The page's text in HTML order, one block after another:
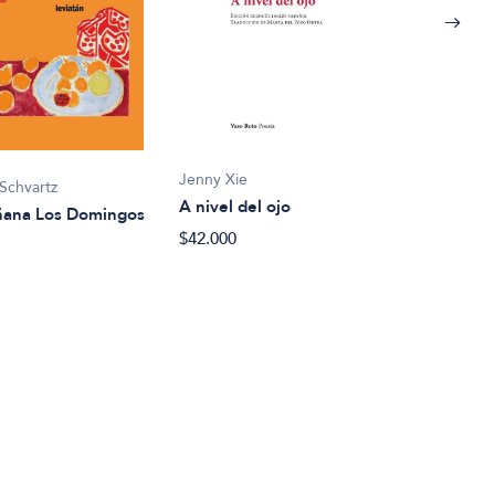
Los Domingos
Jenny Xie
A nivel del ojo
$42.000